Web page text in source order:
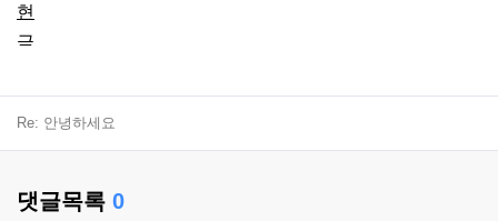
현
금
신
용
드
Re: 안녕하세요
댓글목록 0